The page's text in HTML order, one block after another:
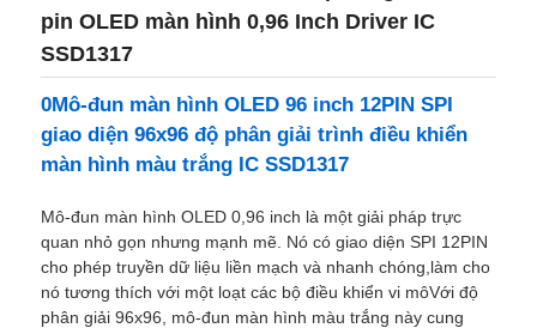
Trang chủ
Các sản phẩm
pin OLED màn hình 0,96 Inch Driver IC
SSD1317
0Mô-đun màn hình OLED 96 inch 12PIN SPI
giao diện 96x96 độ phân giải trình điều khiển
màn hình màu trắng IC SSD1317
Mô-đun màn hình OLED 0,96 inch là một giải pháp trực
quan nhỏ gọn nhưng mạnh mẽ. Nó có giao diện SPI 12PIN
cho phép truyền dữ liệu liền mạch và nhanh chóng,làm cho
nó tương thích với một loạt các bộ điều khiển vi môVới độ
phân giải 96x96, mô-đun màn hình màu trắng này cung